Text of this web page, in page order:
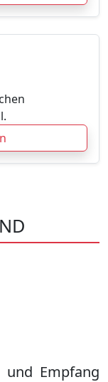
Empfang